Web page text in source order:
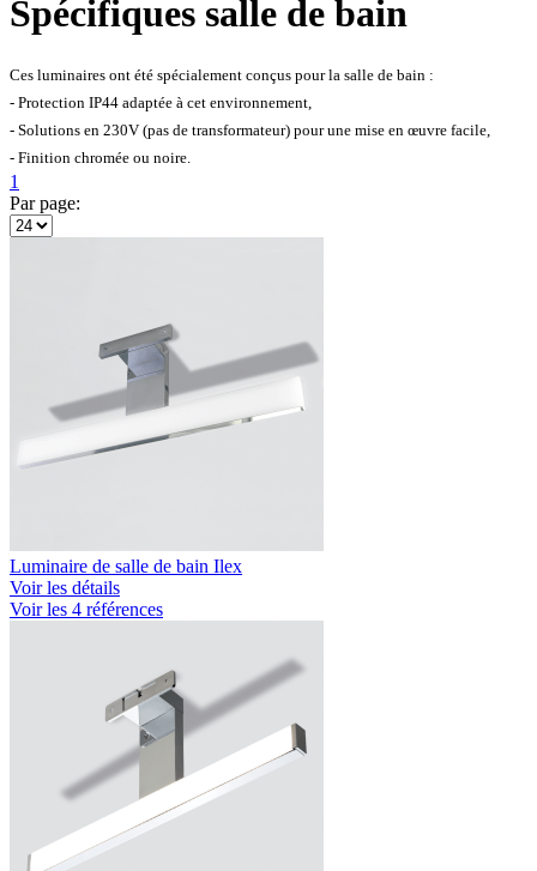
Spécifiques salle de bain
Ces luminaires ont été spécialement conçus pour la salle de bain :
- Protection IP44 adaptée à cet environnement,
- Solutions en 230V (pas de transformateur) pour une mise en œuvre facile,
- Finition chromée ou noire.
1
Par page:
Luminaire de salle de bain Ilex
Voir les détails
Voir les 4 références